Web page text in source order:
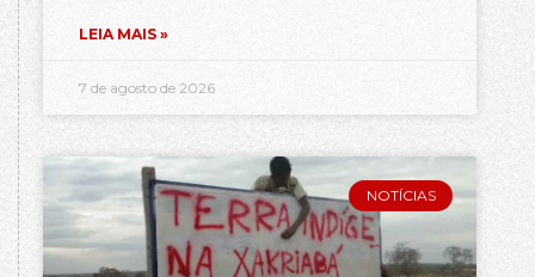
LEIA MAIS »
7 de agosto de 2026
NOTÍCIAS